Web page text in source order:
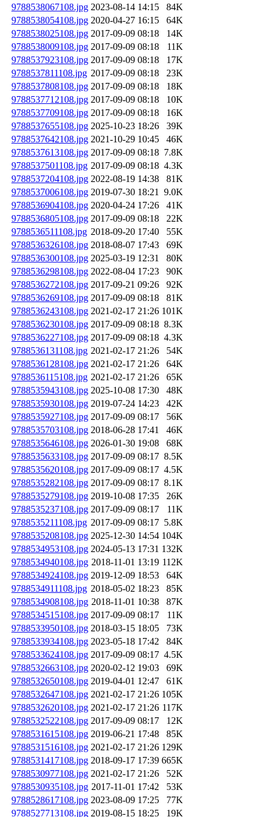
9788538067108.jpg 2023-08-14 14:15
84K
9788538054108.jpg 2020-04-27 16:15
64K
9788538025108.jpg 2017-09-09 08:18
14K
9788538009108.jpg 2017-09-09 08:18
11K
9788537923108.jpg 2017-09-09 08:18
17K
9788537811108.jpg 2017-09-09 08:18
23K
9788537808108.jpg 2017-09-09 08:18
18K
9788537712108.jpg 2017-09-09 08:18
10K
9788537709108.jpg 2017-09-09 08:18
16K
9788537655108.jpg 2025-10-23 18:26
39K
9788537642108.jpg 2021-10-29 10:45
46K
9788537613108.jpg 2017-09-09 08:18 7.8K
9788537501108.jpg 2017-09-09 08:18 4.3K
9788537204108.jpg 2022-08-19 14:38
81K
9788537006108.jpg 2019-07-30 18:21 9.0K
9788536904108.jpg 2020-04-24 17:26
41K
9788536805108.jpg 2017-09-09 08:18
22K
9788536511108.jpg 2018-09-20 17:40
55K
9788536326108.jpg 2018-08-07 17:43
69K
9788536300108.jpg 2025-03-19 12:31
80K
9788536298108.jpg 2022-08-04 17:23
90K
9788536272108.jpg 2017-09-21 09:26
92K
9788536269108.jpg 2017-09-09 08:18
81K
9788536243108.jpg 2021-02-17 21:26 101K
9788536230108.jpg 2017-09-09 08:18 8.3K
9788536227108.jpg 2017-09-09 08:18 4.3K
9788536131108.jpg 2021-02-17 21:26
54K
9788536128108.jpg 2021-02-17 21:26
64K
9788536115108.jpg 2021-02-17 21:26
65K
9788535943108.jpg 2025-10-08 17:30
48K
9788535930108.jpg 2019-07-24 14:23
42K
9788535927108.jpg 2017-09-09 08:17
56K
9788535703108.jpg 2018-06-28 17:41
46K
9788535646108.jpg 2026-01-30 19:08
68K
9788535633108.jpg 2017-09-09 08:17 8.5K
9788535620108.jpg 2017-09-09 08:17 4.5K
9788535282108.jpg 2017-09-09 08:17 8.1K
9788535279108.jpg 2019-10-08 17:35
26K
9788535237108.jpg 2017-09-09 08:17
11K
9788535211108.jpg 2017-09-09 08:17 5.8K
9788535208108.jpg 2025-12-30 14:54 104K
9788534953108.jpg 2024-05-13 17:31 132K
9788534940108.jpg 2018-11-01 13:19 112K
9788534924108.jpg 2019-12-09 18:53
64K
9788534911108.jpg 2018-05-02 18:23
85K
9788534908108.jpg 2018-11-01 10:38
87K
9788534515108.jpg 2017-09-09 08:17
11K
9788533950108.jpg 2018-03-15 18:05
73K
9788533934108.jpg 2023-05-18 17:42
84K
9788533624108.jpg 2017-09-09 08:17 4.5K
9788532663108.jpg 2020-02-12 19:03
69K
9788532650108.jpg 2019-04-01 12:47
61K
9788532647108.jpg 2021-02-17 21:26 105K
9788532620108.jpg 2021-02-17 21:26 117K
9788532522108.jpg 2017-09-09 08:17
12K
9788531615108.jpg 2019-06-21 17:48
85K
9788531516108.jpg 2021-02-17 21:26 129K
9788531417108.jpg 2018-09-17 17:39 665K
9788530977108.jpg 2021-02-17 21:26
52K
9788530935108.jpg 2017-11-01 17:42
53K
9788528617108.jpg 2023-08-09 17:25
77K
9788527713108.jpg 2019-08-15 18:25 19K